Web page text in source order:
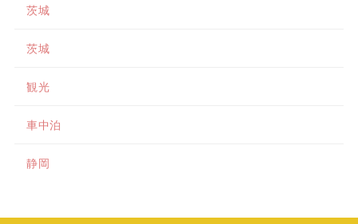
茨城
茨城
観光
車中泊
静岡